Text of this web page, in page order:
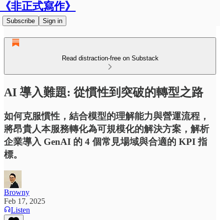
《非正式寫作》
Subscribe Sign in
Read distraction-free on Substack
AI 導入難題: 從慣性到突破的轉型之路
如何克服慣性，結合模型的理解能力與營運流程，
將昂貴人本服務轉化為可規模化的解決方案，解析
企業導入 GenAI 的 4 個常見場域與合適的 KPI 指
標。
Browny
Feb 17, 2025
Listen